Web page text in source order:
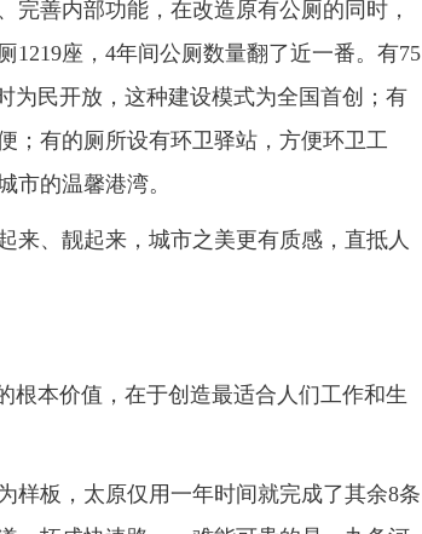
善内部功能，在改造原有公厕的同时，
1219座，4年间公厕数量翻了近一番。有75
为民开放，这种建设模式为全国首创；有
；有的厕所设有环卫驿站，方便环卫工
的温馨港湾。
、靓起来，城市之美更有质感，直抵人
本价值，在于创造最适合人们工作和生
板，太原仅用一年时间就完成了其余8条